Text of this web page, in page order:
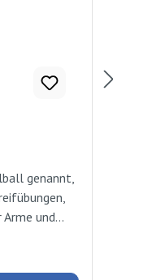
genannt,
Arme und
1 Stück